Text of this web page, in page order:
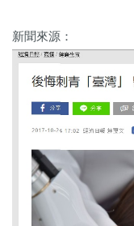
新聞來源：